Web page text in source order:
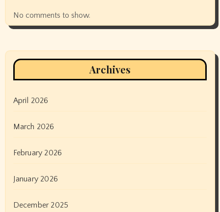
No comments to show.
Archives
April 2026
March 2026
February 2026
January 2026
December 2025